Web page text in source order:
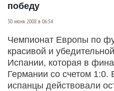
победу
30 июня 2008 в 06:54
Чемпионат Европы по
красивой и
Испании, которая в
Германии со счетом
испанцы действовали